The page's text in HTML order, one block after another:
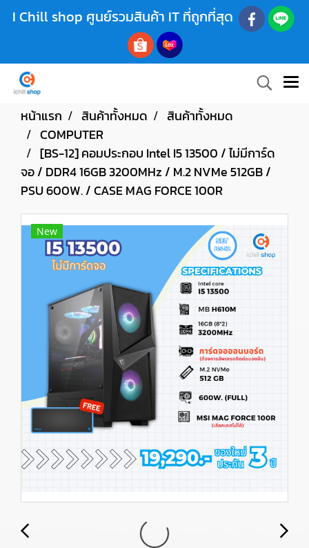
I Chill shop ศูนย์รวมสินค้า IT ที่ถูกที่สุด
หน้าแรก สินค้าทั้งหมด
สินค้าทั้งหมด
COMPUTER
[BS-12] คอมประกอบ Intel I5 13500 / ไม่มีการ์ด
จอ / DDR4 16GB 3200MHz / M.2 NVMe 512GB /
PSU 600W. / CASE MAG FORCE 100R
New